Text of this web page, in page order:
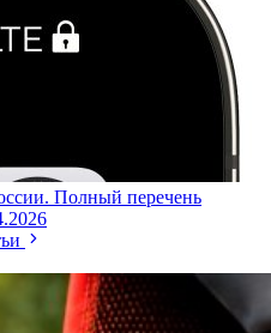
Полный перечень